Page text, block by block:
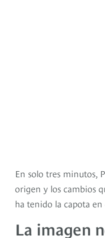
En solo tres minutos,
origen y los cambios
ha tenido la capota
La imagen